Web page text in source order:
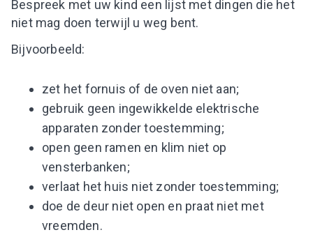
Bespreek met uw kind een lijst met dingen die het
niet mag doen terwijl u weg bent.
Bijvoorbeeld:
zet het fornuis of de oven niet aan;
gebruik geen ingewikkelde elektrische
apparaten zonder toestemming;
open geen ramen en klim niet op
vensterbanken;
verlaat het huis niet zonder toestemming;
doe de deur niet open en praat niet met
vreemden.